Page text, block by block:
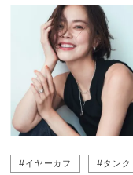
#HERMES（エルメス）
#Boucheron（ブシュロン
#ピアス
#アルハンブラ #ダ
#GRAFF（グラフ）
#地金ジュエリー #リ
#イヤーカフ
#イヤーカフ #タンク